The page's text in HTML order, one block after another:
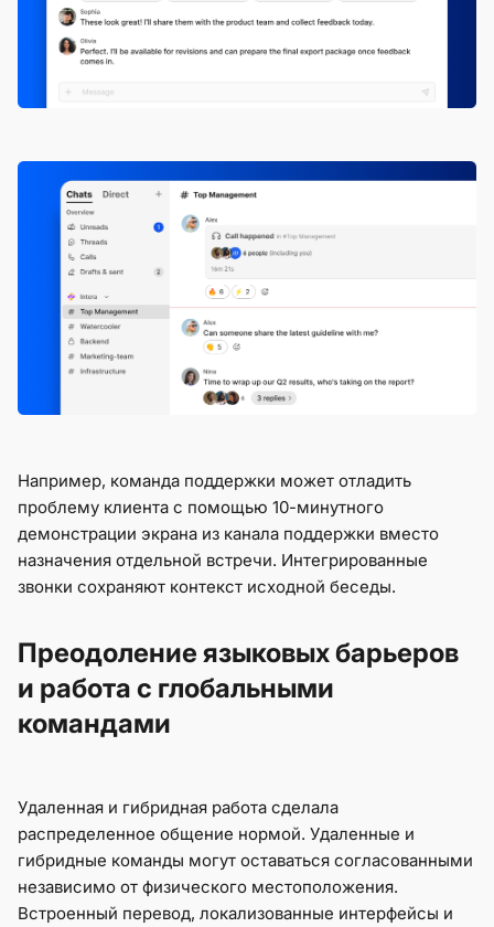
Например, команда поддержки может отладить
проблему клиента с помощью 10-минутного
демонстрации экрана из канала поддержки вместо
назначения отдельной встречи. Интегрированные
звонки сохраняют контекст исходной беседы.
Преодоление языковых барьеров
и работа с глобальными
командами
Удаленная и гибридная работа сделала
распределенное общение нормой. Удаленные и
гибридные команды могут оставаться согласованными
независимо от физического местоположения.
Встроенный перевод, локализованные интерфейсы и